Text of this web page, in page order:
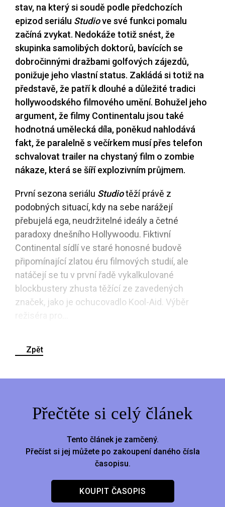
stav, na který si soudě podle předchozích
epizod seriálu Studiove své funkci pomalu
začíná zvykat. Nedokáže totiž snést, že
skupinka samolibých doktorů, bavících se
dobročinnými dražbami golfových zájezdů,
ponižuje jeho vlastní status. Zakládá si totiž na
představě, že patří k dlouhé a důležité tradici
hollywoodského filmového umění. Bohužel jeho
argument, že filmy Continentalu jsou také
hodnotná umělecká díla, poněkud nahlodává
fakt, že paralelně s večírkem musí přes telefon
schvalovat trailer na chystaný film o zombie
nákaze, která se šíří explozivním průjmem.
První sezona seriálu Studiotěží právě z
podobných situací, kdy na sebe narážejí
přebujelá ega, neudržitelné ideály a četné
paradoxy dnešního Hollywoodu. Fiktivní
Continental sídlí ve staré honosné budově
připomínající zlatou éru filmových studií, ale
natáčejí se tu v první řadě vykalkulované
blockbustery zhusta těžící ze zavedených
značek, jako je ochucovadlo Kool-Aid. Výběr
Zpět
Přečtěte si celý článek
Tento článek je zamčený.
Přečíst si jej můžete po zakoupení daného čísla
časopisu.
KOUPIT ČASOPIS